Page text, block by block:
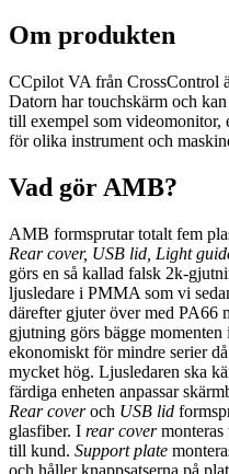
Om produkten
CCpilot VA från CrossControl
Datorn har touchskärm och
till exempel som video­monitor,
för olika instrument och
Vad gör AMB?
AMB formsprutar totalt fem
Rear cover, USB lid, Light
görs en så kallad falsk 2k-
ljusledare i PMMA som vi
därefter gjuter över med PA66
gjutning görs bägge
ekonomiskt för mindre serier
mycket hög. Ljusledaren ska
färdiga enheten anpassar
Rear coveroch USB lid
glasfiber. I rear covermonteras
till kund. Support plate
och håller knapp­satserna på